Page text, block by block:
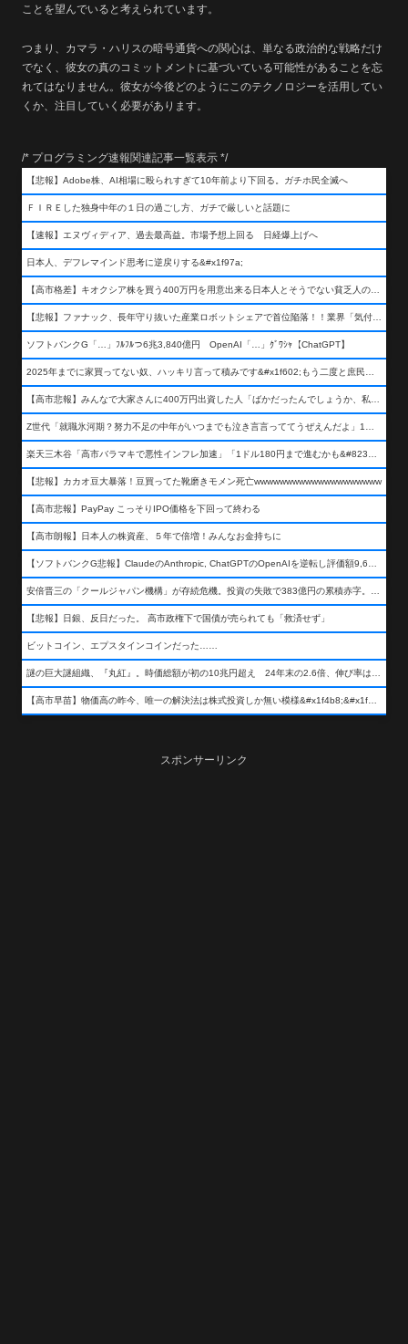
ことを望んでいると考えられています。
つまり、カマラ・ハリスの暗号通貨への関心は、単なる政治的な戦略だけ
でなく、彼女の真のコミットメントに基づいている可能性があることを忘
れてはなりません。彼女が今後どのようにこのテクノロジーを活用してい
くか、注目していく必要があります。
/* プログラミング速報関連記事一覧表示 */
【悲報】Adobe株、AI相場に殴られすぎて10年前より下回る。ガチホ民全滅へ
ＦＩＲＥした独身中年の１日の過ごし方、ガチで厳しいと話題に
【速報】エヌヴィディア、過去最高益。市場予想上回る 日経爆上げへ
日本人、デフレマインド思考に逆戻りする&#x1f97a;
ソフトバンクG「…」ﾌﾙﾌﾙつ6兆3,840億円 OpenAI「…」ｸﾞﾜｼｬ【ChatGPT】
【悲報】カカオ豆大暴落！豆買ってた靴磨きモメン死亡wwwwwwwwwwwwwwwwwwww
【高市悲報】PayPay こっそりIPO価格を下回って終わる
【高市朗報】日本人の株資産、５年で倍増！みんなお金持ちに
【悲報】日銀、反日だった。 高市政権下で国債が売られても「救済せず」
ビットコイン、エプスタインコインだった……
スポンサーリンク